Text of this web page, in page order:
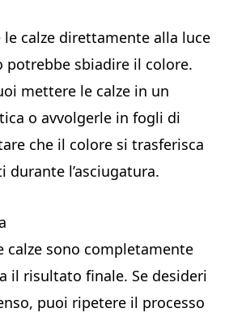
le calze direttamente alla luce
potrebbe sbiadire il colore.
mettere le calze in un
o avvolgerle in fogli di
che il colore si trasferisca
l’asciugatura.
calze sono completamente
il risultato finale. Se desideri
puoi ripetere il processo